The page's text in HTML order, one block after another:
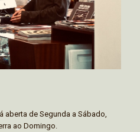
aberta de Segunda a Sábado,
ao Domingo.